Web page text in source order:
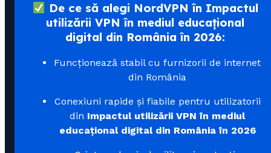
De ce să alegi NordVPN în Impactul
utilizării VPN în mediul educațional
digital din România în 2026:
Funcționează stabil cu furnizorii de internet
din România
Conexiuni rapide și fiabile pentru utilizatorii
din Impactul utilizării VPN în mediul
educațional digital din România în 2026